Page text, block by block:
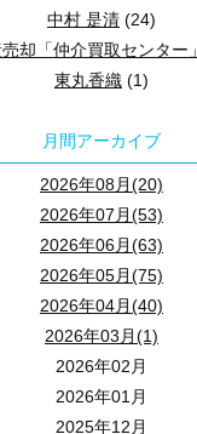
中村 是清 (24)
却「仲介買取センター」
東丸香織 (1)
月間アーカイブ
2026年08月(20)
2026年07月(53)
2026年06月(63)
2026年05月(75)
2026年04月(40)
2026年03月(1)
2026年02月
2026年01月
2025年12月